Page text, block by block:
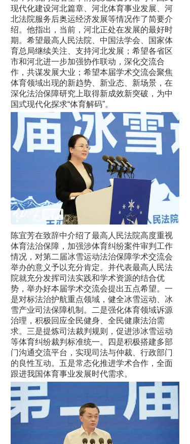
现代化建设河北篇章、河北体育事业发展、河
北法院服务后奥运经济发展等情况作了简要介
绍。他指出，当前，河北正处在发展的最好时
期。希望最高人民法院、中国法学会、国家体
育总局继续关注、支持河北发展；希望各省区
市和河北进一步加强协作联动，深化交流合
作，共谋发展大业；希望本届学术交流会聚焦
体育领域出现的新趋势、新业态、新场景，在
深化法治保障研究上取得新成效新突破，为中
国式现代化探求“体育解码”。
陈宜芳在致辞中介绍了最高人民法院高度重视
体育法治保障，加强涉体育纠纷案件审判工作
情况，对第二届冰雪运动法治保障学术交流会
举办的意义予以充分肯定。并代表最高人民法
院就充分发挥司法实践和学术资源的结合优
势，举办好本届学术交流会提出五点希望。一
是对标法治护航重点领域，健全冰雪运动、冰
雪产业司法保障机制。二是强化体育领域诉源
治理，积极回应全民健身、全民健康法治需
求。三是提炼司法裁判规则，促进涉冰雪运动
等体育纠纷裁判标准统一。四是积极搭建多部
门沟通交流平台，实现司法与仲裁、行政部门
的良性互动。五是常态化推进学术合作，全面
跟进我国体育事业发展时代需求。